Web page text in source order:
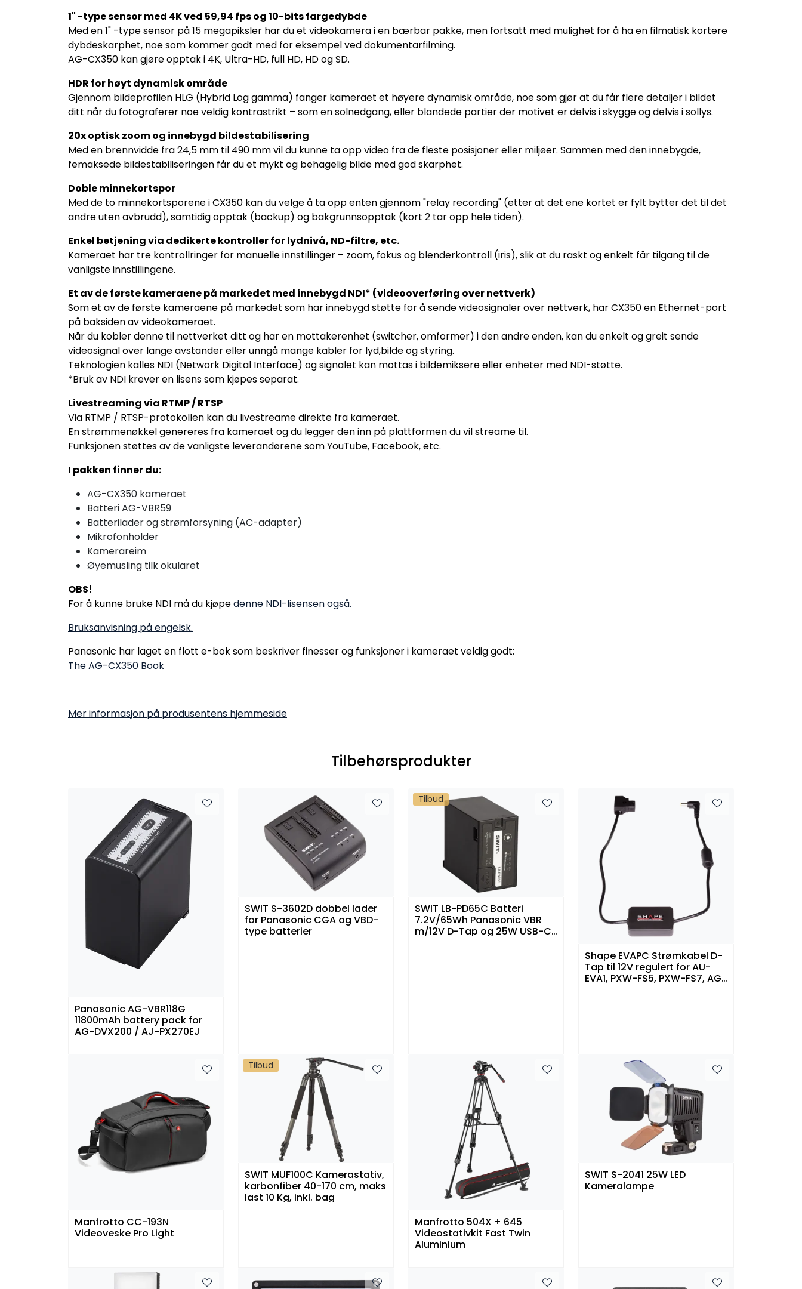
1" -type sensor med 4K ved 59,94 fps og 10-bits fargedybde
Med en 1" -type sensor på 15 megapiksler har du et videokamera i en bærbar pakke, men fortsatt med mulighet for å ha en filmatisk kortere
dybdeskarphet, noe som kommer godt med for eksempel ved dokumentarfilming.
AG-CX350 kan gjøre opptak i 4K, Ultra-HD, full HD, HD og SD.
HDR for høyt dynamisk område
Gjennom bildeprofilen HLG (Hybrid Log gamma) fanger kameraet et høyere dynamisk område, noe som gjør at du får flere detaljer i bildet
ditt når du fotograferer noe veldig kontrastrikt – som en solnedgang, eller blandede partier der motivet er delvis i skygge og delvis i sollys.
20x optisk zoom og innebygd bildestabilisering
Med en brennvidde fra 24,5 mm til 490 mm vil du kunne ta opp video fra de fleste posisjoner eller miljøer. Sammen med den innebygde,
femaksede bildestabiliseringen får du et mykt og behagelig bilde med god skarphet.
Doble minnekortspor
Med de to minnekortsporene i CX350 kan du velge å ta opp enten gjennom "relay recording" (etter at det ene kortet er fylt bytter det til det
andre uten avbrudd), samtidig opptak (backup) og bakgrunnsopptak (kort 2 tar opp hele tiden).
Enkel betjening via dedikerte kontroller for lydnivå, ND-filtre, etc.
Kameraet har tre kontrollringer for manuelle innstillinger – zoom, fokus og blenderkontroll (iris), slik at du raskt og enkelt får tilgang til de
vanligste innstillingene.
Et av de første kameraene på markedet med innebygd NDI* (videooverføring over nettverk)
Som et av de første kameraene på markedet som har innebygd støtte for å sende videosignaler over nettverk, har CX350 en Ethernet-port
på baksiden av videokameraet.
Når du kobler denne til nettverket ditt og har en mottakerenhet (switcher, omformer) i den andre enden, kan du enkelt og greit sende
videosignal over lange avstander eller unngå mange kabler for lyd,bilde og styring.
Teknologien kalles NDI (Network Digital Interface) og signalet kan mottas i bildemiksere eller enheter med NDI-støtte.
*Bruk av NDI krever en lisens som kjøpes separat.
Livestreaming via RTMP / RTSP
Via RTMP / RTSP-protokollen kan du livestreame direkte fra kameraet.
En strømmenøkkel genereres fra kameraet og du legger den inn på plattformen du vil streame til.
Funksjonen støttes av de vanligste leverandørene som YouTube, Facebook, etc.
I pakken finner du:
AG-CX350 kameraet
Batteri AG-VBR59
Batterilader og strømforsyning (AC-adapter)
Mikrofonholder
Kamerareim
Øyemusling tilk okularet
OBS!
For å kunne bruke NDI må du kjøpedenne NDI-lisensen også.
Bruksanvisning på engelsk.
Panasonic har laget en flott e-bok som beskriver finesser og funksjoner i kameraet veldig godt:
The AG-CX350 Book
Mer informasjon på produsentens hjemmeside
Tilbehørsprodukter
Panasonic AG-VBR118G
11800mAh battery pack for
AG-DVX200 / AJ-PX270EJ
SWIT S-3602D dobbel lader
for Panasonic CGA og VBD-
type batterier
Tilbud
SWIT LB-PD65C Batteri
7.2V/65Wh Panasonic VBR
m/12V D-Tap og 25W USB-C
Shape EVAPC Strømkabel D-
Tap til 12V regulert for AU-
EVA1, PXW-FS5, PXW-FS7, AG-
Manfrotto CC-193N
Videoveske Pro Light
Tilbud
SWIT MUF100C Kamerastativ,
karbonfiber 40-170 cm, maks
last 10 Kg, inkl. bag
Manfrotto 504X + 645
Videostativkit Fast Twin
Aluminium
SWIT S-2041 25W LED
Kameralampe